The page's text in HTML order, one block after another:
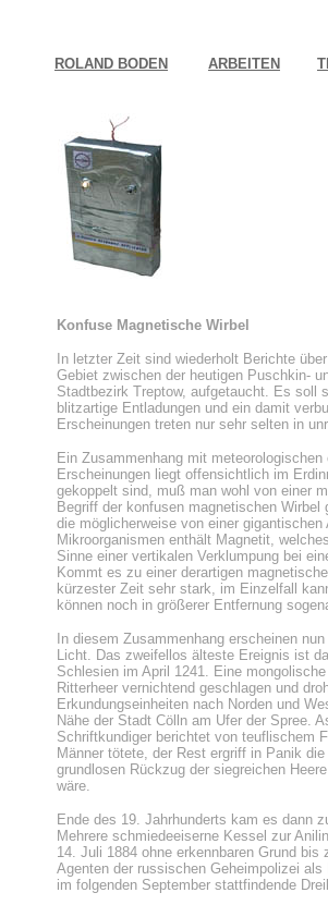
ROLAND BODEN ARBEITEN
Konfuse Magnetische Wirbel
In letzter Zeit sind wiederholt Berichte
Gebiet zwischen der heutigen Puschkin-
Stadtbezirk Treptow, aufgetaucht. Es soll
blitzartige Entladungen und ein damit
Erscheinungen treten nur sehr selten in
Ein Zusammenhang mit
Erscheinungen liegt offensichtlich im
gekoppelt sind, muß man wohl von einer
Begriff der konfusen magnetischen
die möglicherweise von einer
Mikroorganismen enthält Magnetit,
Sinne einer vertikalen Verklumpung bei
Kommt es zu einer derartigen
kürzester Zeit sehr stark, im Einzelfall
können noch in größerer Entfernung
In diesem Zusammenhang erscheinen
Licht. Das zweifellos älteste Ereignis ist
Schlesien im April 1241. Eine
Ritterheer vernichtend geschlagen und
Erkundungseinheiten nach Norden und
Nähe der Stadt Cölln am Ufer der Spree.
Schriftkundiger berichtet von teuflischem
Männer tötete, der Rest ergriff in Panik
grundlosen Rückzug der siegreichen
wäre.
Ende des 19. Jahrhunderts kam es dann
Mehrere schmiedeeiserne Kessel zur
14. Juli 1884 ohne erkennbaren Grund
Agenten der russischen Geheimpolizei
im folgenden September stattfindende